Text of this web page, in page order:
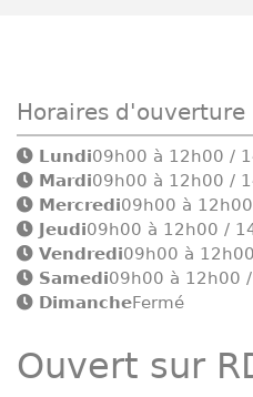
Horaires d'ouverture
Lundi09h00 à 12h00 /
Mardi09h00 à 12h00 /
Mercredi09h00 à
Jeudi09h00 à 12h00 /
Vendredi09h00 à
Samedi09h00 à 12h00
DimancheFermé
Ouvert sur